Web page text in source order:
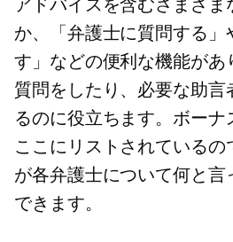
アドバイスを含むさまざま
か、「弁護士に質問する」
す」などの便利な機能があ
質問をしたり、必要な助言
るのに役立ちます。ボー
ここにリストされているの
が各弁護士について何と言
できます。